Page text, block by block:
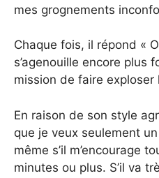
mes grognements
Chaque fois, il répond «
s’agenouille encore plus
mission de faire
En raison de son style
que je veux seulement
même s’il m’encourage
minutes ou plus. S’il va